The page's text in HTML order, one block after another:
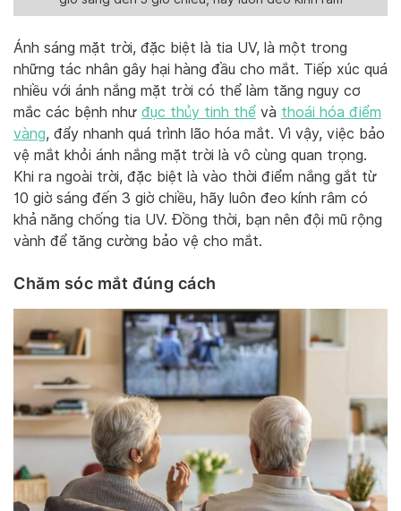
Ánh sáng mặt trời, đặc biệt là tia UV, là một trong
những tác nhân gây hại hàng đầu cho mắt. Tiếp xúc quá
nhiều với ánh nắng mặt trời có thể làm tăng nguy cơ
mắc các bệnh như đục thủy tinh thể và thoái hóa điểm
vàng, đẩy nhanh quá trình lão hóa mắt. Vì vậy, việc bảo
vệ mắt khỏi ánh nắng mặt trời là vô cùng quan trọng.
Khi ra ngoài trời, đặc biệt là vào thời điểm nắng gắt từ
10 giờ sáng đến 3 giờ chiều, hãy luôn đeo kính râm có
khả năng chống tia UV. Đồng thời, bạn nên đội mũ rộng
vành để tăng cường bảo vệ cho mắt.
Chăm sóc mắt đúng cách